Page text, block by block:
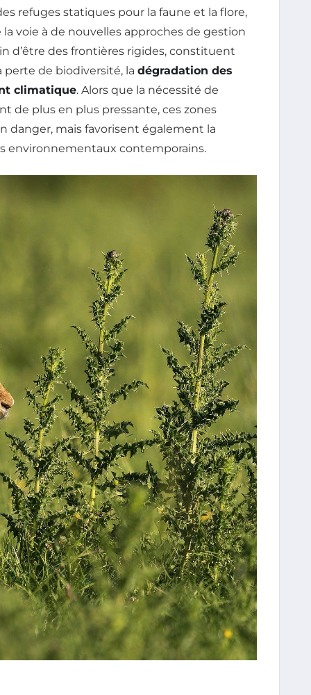
refuges statiques pour la faune et la flore,
voie à de nouvelles approches de gestion
d’être des frontières rigides, constituent
de biodiversité, la dégradation des
climatique. Alors que la nécessité de
de plus en plus pressante, ces zones
danger, mais favorisent également la
environnementaux contemporains.